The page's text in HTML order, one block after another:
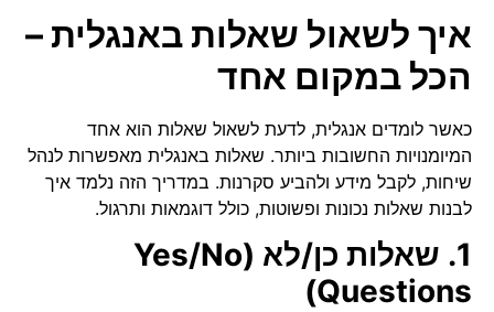
איך לשאול שאלות באנגלית –
הכל במקום אחד
כאשר לומדים אנגלית, לדעת לשאול שאלות הוא אחד
המיומנויות החשובות ביותר. שאלות באנגלית מאפשרות לנהל
שיחות, לקבל מידע ולהביע סקרנות. במדריך הזה נלמד איך
לבנות שאלות נכונות ופשוטות, כולל דוגמאות ותרגול.
1. שאלות כן/לא (Yes/No
Questions)